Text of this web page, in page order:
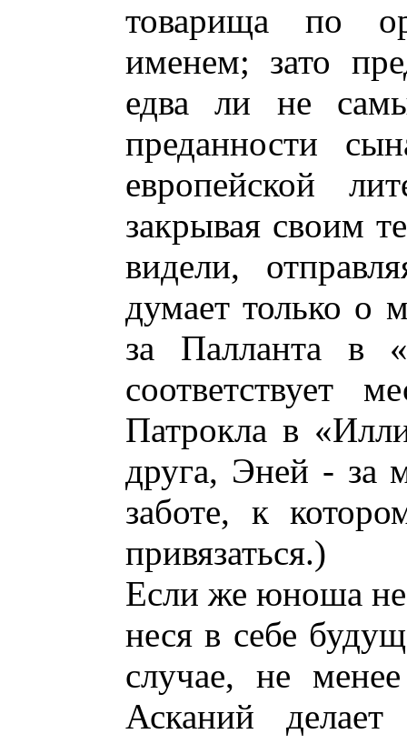
товарища по
именем; зато
едва ли не
преданности
европейской
закрывая своим
видели,
думает только о
за Палланта в
соответствует
Патрокла в
друга, Эней - за
заботе, к
привязаться.)
Если же юноша не
неся в себе
случае, не
Асканий